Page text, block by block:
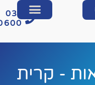
03-
- קרית